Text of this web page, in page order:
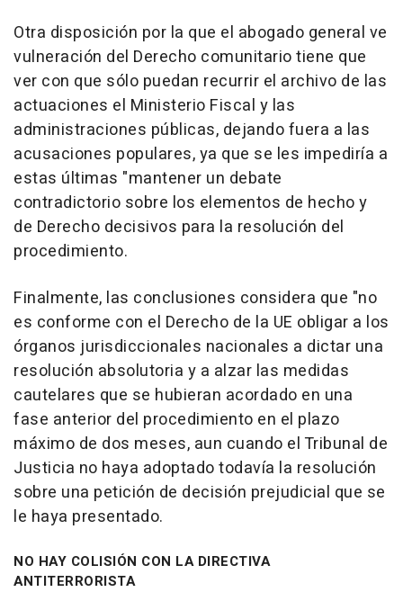
Otra disposición por la que el abogado general ve
vulneración del Derecho comunitario tiene que
ver con que sólo puedan recurrir el archivo de las
actuaciones el Ministerio Fiscal y las
administraciones públicas, dejando fuera a las
acusaciones populares, ya que se les impediría a
estas últimas "mantener un debate
contradictorio sobre los elementos de hecho y
de Derecho decisivos para la resolución del
procedimiento.
Finalmente, las conclusiones considera que "no
es conforme con el Derecho de la UE obligar a los
órganos jurisdiccionales nacionales a dictar una
resolución absolutoria y a alzar las medidas
cautelares que se hubieran acordado en una
fase anterior del procedimiento en el plazo
máximo de dos meses, aun cuando el Tribunal de
Justicia no haya adoptado todavía la resolución
sobre una petición de decisión prejudicial que se
le haya presentado.
NO HAY COLISIÓN CON LA DIRECTIVA
ANTITERRORISTA